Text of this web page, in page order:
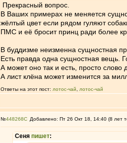
Прекрасный вопрос.
В Ваших примерах не меняется
жёлтый цвет если рядом гуляют
ПМС и её бросит принц ради более
В буддизме неизменна сущностная
Есть правда одна сущностная вещь.
А может оно так и есть, просто
А лист клёна может изменится за
Ответы на этот пост: лотос-чай лотос-чай
№448268 Добавлено: Пт 26 Окт 18, 14:40 (8 лет
Сеня пишет: